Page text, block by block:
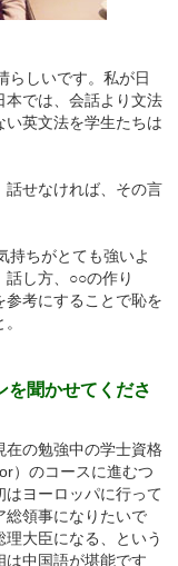
らしいです。私が日
本では、会話より文法
英文法を学生たちは
話せなければ、その言
持ちがとても強いよ
し方、○○の作り
考にすることで恥を
を聞かせてくださ
在の勉強中の学士資格
）のコースに進むつ
はヨーロッパに行って
総領事になりたいで
大臣になる、という
は中国語が堪能です